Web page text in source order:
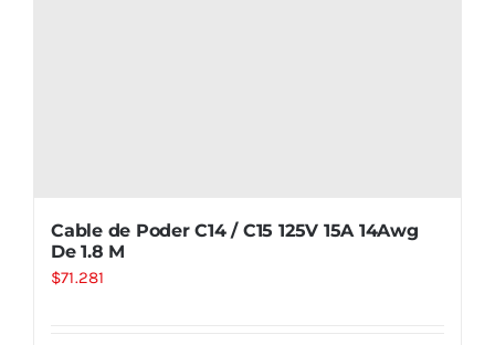
Cable de Poder C14 / C15 125V 15A 14Awg
De 1.8 M
$71.281